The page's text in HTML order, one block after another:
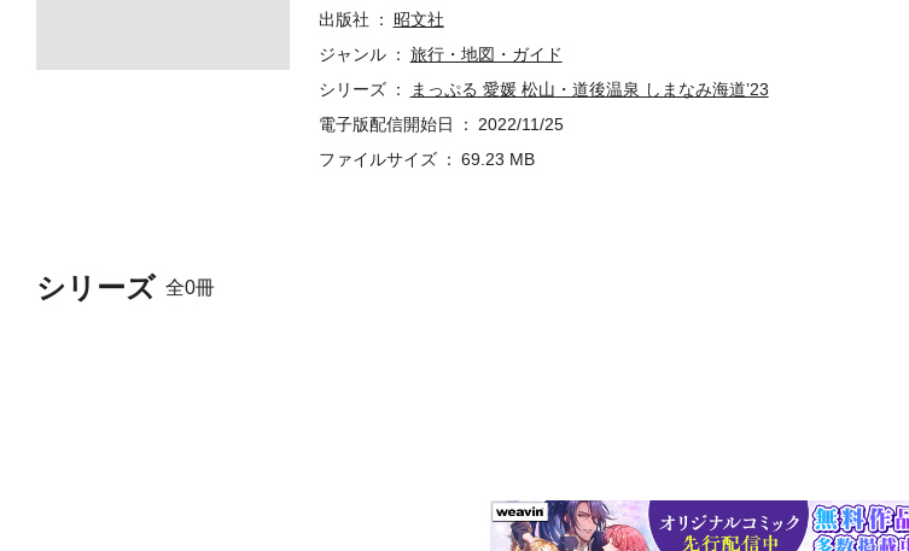
シリーズ 全0冊
地である伊予市中山地区を紹介します。※一部コンテンツが収録されていない
出版社
昭文社
ジャンル
旅行・地図・ガイド
シリーズ
まっぷる 愛媛 松山・道後温泉 しまなみ海道’23
電子版配信開始日
2022/11/25
ファイルサイズ
69.23 MB